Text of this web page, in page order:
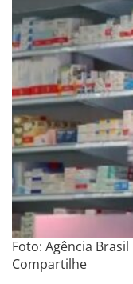
Foto: Agência Brasil
Compartilhe